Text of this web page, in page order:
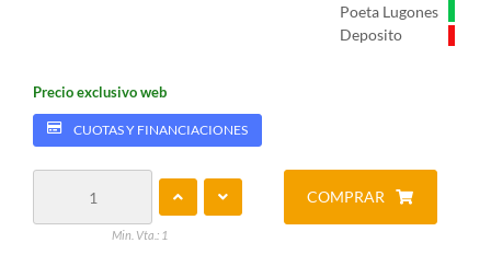
Poeta Lugones
Deposito
Precio exclusivo web
CUOTAS Y FINANCIACIONES
Min. Vta.: 1
COMPRAR